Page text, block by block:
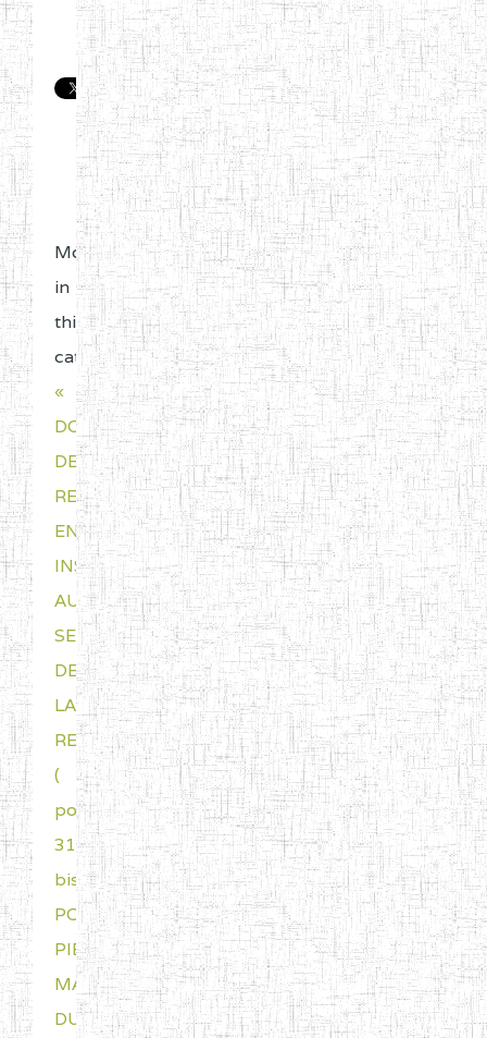
More
in
this
category:
«
DOSSIERS
DE
RETRAITE
EN
INSTANCE
AU
SERVICE
DE
LA
RELANCE
(
porte
311
bis)
POUR
PIECES
MAQUANTES
DU